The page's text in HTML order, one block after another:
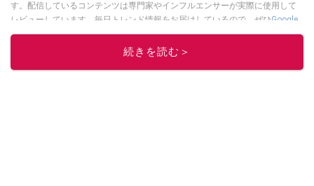
す。配信しているコンテンツは専門家やインフルエンサーが実際に使用して
レビューしています。毎日トレンド情報をお届けしているので、ぜひGoogle
ニュースでフォローしてください！
このイチオシストの他の記事を読む
続きを読む＞